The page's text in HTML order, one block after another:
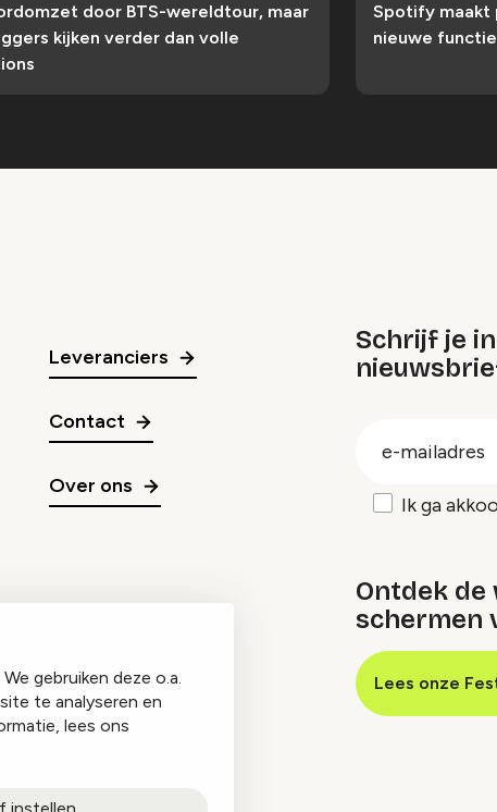
gebruiken deze o.a.
te analyseren en
lees ons
door BTS-wereldtour, maar
kijken verder dan volle
Spotify maakt
nieuwe
Leveranciers
Contact
Over ons
Schrijf je
Ik ga
Ontdek de
schermen
Lees onze